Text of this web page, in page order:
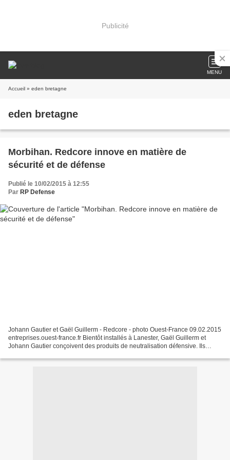
Publicité
MENU
Accueil » eden bretagne
eden bretagne
Morbihan. Redcore innove en matière de
sécurité et de défense
Publié le 10/02/2015 à 12:55
Par RP Defense
Johann Gautier et Gaël Guillerm - Redcore - photo Ouest-France 09.02.2015
entreprises.ouest-france.fr Bientôt installés à Lanester, Gaël Guillerm et
Johann Gautier conçoivent des produits de neutralisation défensive. Ils